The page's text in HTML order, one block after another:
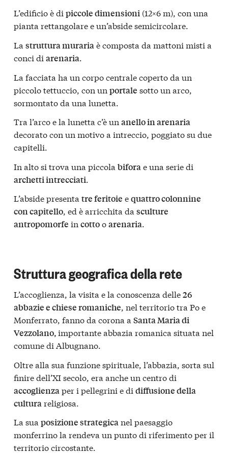
L’edificio è di piccole dimensioni (12×6 m), con una
pianta rettangolare e un’abside semicircolare.
La struttura murariaè composta da mattoni misti a
conci di arenaria.
La facciata ha un corpo centrale coperto da un
piccolo tettuccio, con un portale sotto un arco,
sormontato da una lunetta.
Tra l’arco e la lunetta c’è un anello in arenaria
decorato con un motivo a intreccio, poggiato su due
capitelli.
In alto si trova una piccola biforae una serie di
archetti intrecciati.
L’abside presenta tre feritoie equattro colonnine
con capitello, ed è arricchita da sculture
antropomorfe in cottooarenaria.
Struttura geografica della rete
L’accoglienza, la visita e la conoscenza delle26
abbazie e chiese romaniche, nel territorio tra Po e
Monferrato, fanno da corona a Santa Maria di
Vezzolano,importante abbazia romanica situata nel
comune di Albugnano.
Oltre alla sua funzione spirituale, l’abbazia, sorta sul
finire dell’XI secolo, era anche un centro di
accoglienzaper i pellegrini e di diffusione della
culturareligiosa.
La sua posizione strategicanel paesaggio
monferrino la rendeva un punto di riferimento per il
territorio circostante.